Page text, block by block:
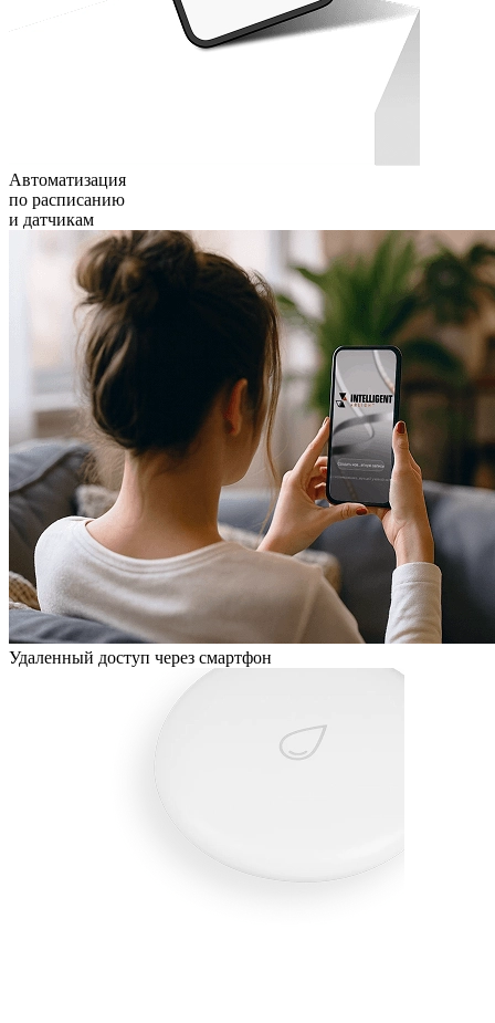
Автоматизация
по расписанию
и датчикам
Удаленный доступ через смартфон